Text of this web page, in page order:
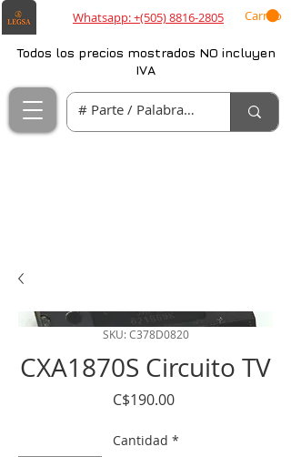
Whatsapp: +(505) 8816-2805 Carrito
Todos los precios mostrados NO incluyen
IVA
SKU: C378D0820
CXA1870S Circuito TV
C$190.00Precio
Cantidad *